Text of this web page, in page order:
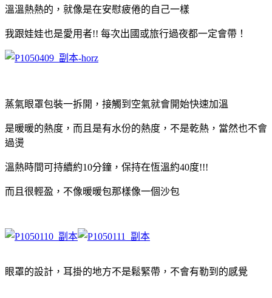
溫溫熱熱的，就像是在安慰疲倦的自己一樣
我跟娃娃也是愛用者!! 每次出國或旅行過夜都一定會帶！
蒸氣眼罩包裝一拆開，接觸到空氣就會開始快速加溫
是暖暖的熱度，而且是有水份的熱度，不是乾熱，當然也不會
過燙
溫熱時間可持續約10分鐘，保持在恆溫約40度!!!
而且很輕盈，不像暖暖包那樣像一個沙包
眼罩的設計，耳掛的地方不是鬆緊帶，不會有勒到的感覺